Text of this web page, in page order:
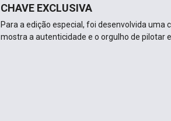
CHAVE EXCLUSIVA
Para a edição especial, foi desenvolvida uma
mostra a autenticidade e o orgulho de pilotar